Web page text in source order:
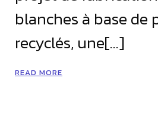
blanches à base de
recyclés, une[…]
READ MORE